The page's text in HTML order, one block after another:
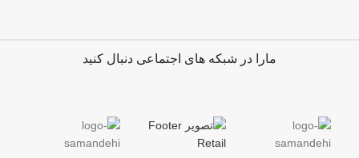
مارا در شبکه های اجتماعی دنبال کنید